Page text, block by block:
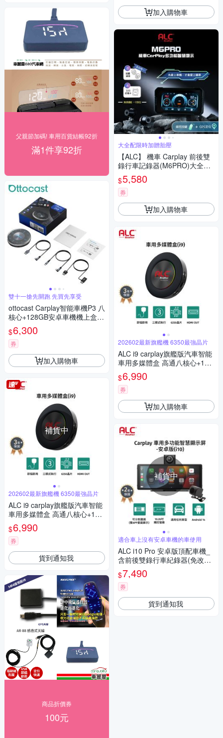
父親節加碼! 車用百貨結帳92折
滿1件享92折
雙十一搶先開跑 先買先享受
ottocast Carplay智能車機P3 八
核心+128GB安卓車機機上盒-
車用多媒體影音 即插即用 秒變
安卓機
$6,300
券
加入購物車
補貨中
202602最新旗艦機 6350最強晶片
ALC i9 carplay旗艦版汽車智能
車用多媒體盒 高通八核心+128
GB 安卓車機機上盒(即插即用
秒變安卓機)
$6,990
券
貨到通知我
商品折價券
100元
加入購物車
大全配限時加贈胎壓
【ALC】 機車 Carplay 前後雙
錄行車記錄器(M6PRO)大全配
再加贈胎壓-加贈32G
$5,580
券
加入購物車
202602最新旗艦機 6350最強晶片
ALC i9 carplay旗艦版汽車智能
車用多媒體盒 高通八核心+128
GB 安卓車機機上盒(即插即用
秒變安卓機)
$6,990
券
加入購物車
補貨中
適合車上沒有安卓車機的車使用
ALC i10 Pro 安卓版頂配車機_
含前後雙錄行車紀錄器(免改裝
加贈32GB記憶卡)
$7,490
券
貨到通知我